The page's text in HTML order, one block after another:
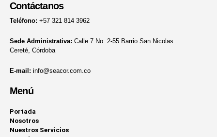
Contáctanos
Teléfono: +57 321 814 3962
Sede Administrativa: Calle 7 No. 2-55 Barrio San Nicolas
Cereté, Córdoba
E-mail: info@seacor.com.co
Menú
Portada
Nosotros
Nuestros Servicios